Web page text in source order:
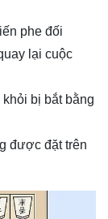
phe đối
lại cuộc
bị bắt bằng
được đặt trên